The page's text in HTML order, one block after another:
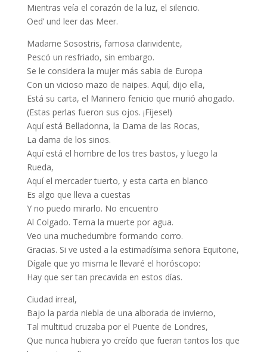
Mientras veía el corazón de la luz, el silencio.
Oed’ und leer das Meer.
Madame Sosostris, famosa clarividente,
Pescó un resfriado, sin embargo.
Se le considera la mujer más sabia de Europa
Con un vicioso mazo de naipes. Aquí, dijo ella,
Está su carta, el Marinero fenicio que murió ahogado.
(Estas perlas fueron sus ojos. ¡Fíjese!)
Aquí está Belladonna, la Dama de las Rocas,
La dama de los sinos.
Aquí está el hombre de los tres bastos, y luego la
Rueda,
Aquí el mercader tuerto, y esta carta en blanco
Es algo que lleva a cuestas
Y no puedo mirarlo. No encuentro
Al Colgado. Tema la muerte por agua.
Veo una muchedumbre formando corro.
Gracias. Si ve usted a la estimadísima señora Equitone,
Dígale que yo misma le llevaré el horóscopo:
Hay que ser tan precavida en estos días.
Ciudad irreal,
Bajo la parda niebla de una alborada de invierno,
Tal multitud cruzaba por el Puente de Londres,
Que nunca hubiera yo creído que fueran tantos los que